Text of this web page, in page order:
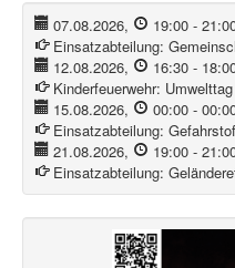
07.08.2026, 19:00-
Einsatzabteilung:
12.08.2026, 16:30-
Kinderfeuerwehr:
15.08.2026, 00:00-
Einsatzabteilung:
21.08.2026, 19:00-
Einsatzabteilung: